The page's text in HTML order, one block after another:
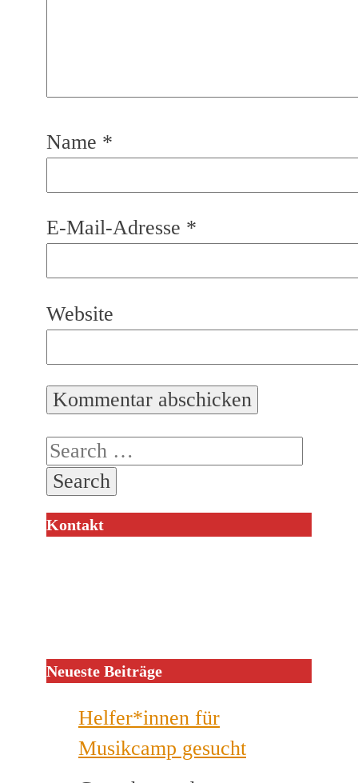
Name *
E-Mail-Adresse *
Website
Search
for:
Kontakt
Neueste Beiträge
Helfer*innen für
Musikcamp gesucht